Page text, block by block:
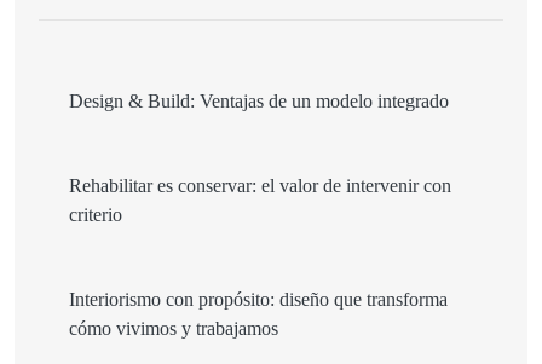
Design & Build: Ventajas de un modelo integrado
Rehabilitar es conservar: el valor de intervenir con
criterio
Interiorismo con propósito: diseño que transforma
cómo vivimos y trabajamos